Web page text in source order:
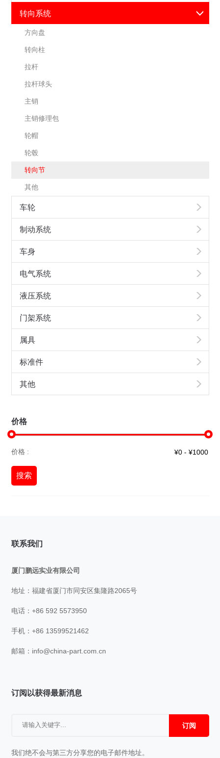
转向系统
方向盘
转向柱
拉杆
拉杆球头
主销
主销修理包
轮帽
轮毂
转向节
其他
车轮
制动系统
车身
电气系统
液压系统
门架系统
属具
标准件
其他
价格
价格 :
搜索
联系我们
厦门鹏远实业有限公司
地址：福建省厦门市同安区集隆路2065号
电话：+86 592 5573950
手机：+86 13599521462
邮箱： info@china-part.com.cn
订阅以获得最新消息
订阅
我们绝不会与第三方分享您的电子邮件地址。